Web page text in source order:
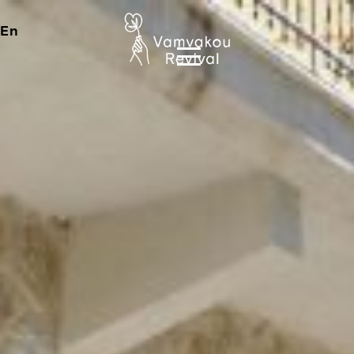
En
Ετήσια δράση εθελοντικού καθαρισμού στη Βαμβακού
Όρος ensemble, πρόγραμμα φιλοξενίας μουσικών στη
Βαμβακού
Ο θερινός κινηματογράφος αναβίωσε
ΔΙΑΒΑΣΕ
10.07.2020